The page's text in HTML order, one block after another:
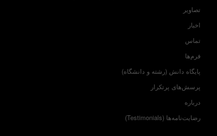
تصاویر
اخبار
تماس
فرم‌ها
پایگاه دانش (رشته و دانشگاه)
پرسش‌های پرتکرار
درباره
رضایت‌نامه‌ها (Testimonials)